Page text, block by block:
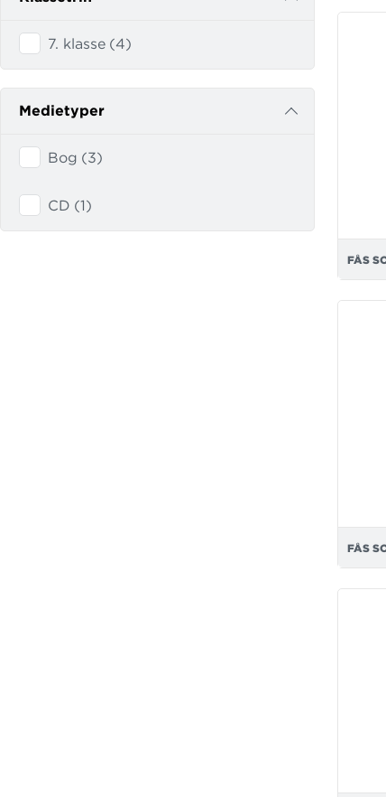
A
7. klasse (4)
Medietyper
Bog (3)
CD (1)
FÅS
FÅS